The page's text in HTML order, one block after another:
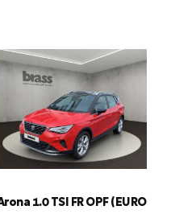
1.0 TSI FR OPF (EURO